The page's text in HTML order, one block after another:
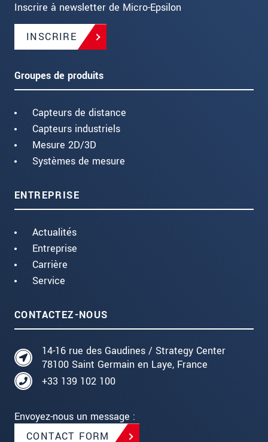
Inscrire à newsletter de Micro-Epsilon
INSCRIRE
Groupes de produits
Capteurs de distance
Capteurs industriels
Mesure 2D/3D
Systèmes de mesure
ENTREPRISE
Actualités
Entreprise
Carrière
Service
CONTACTEZ-NOUS
14-16 rue des Gaudines / Strategy Center
78100 Saint Germain en Laye, France
+33 139 102 100
Envoyez-nous un message :
CONTACT FORM